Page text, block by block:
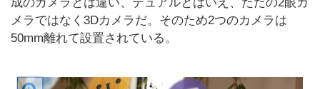
メラではなく3Dカメラだ。そのため2つのカメラは
50mm離れて設置されている。